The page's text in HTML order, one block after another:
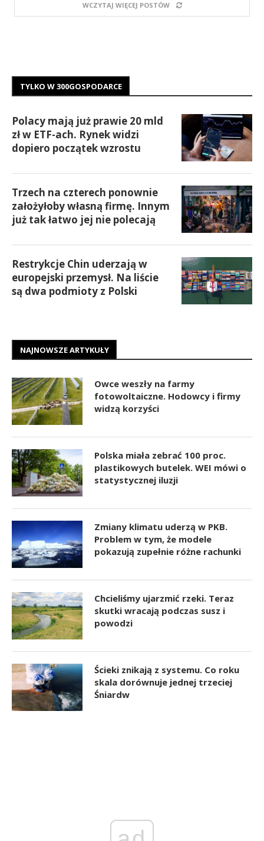
WCZYTAJ WIĘCEJ POSTÓW
TYLKO W 300GOSPODARCE
Polacy mają już prawie 20 mld
zł w ETF-ach. Rynek widzi
dopiero początek wzrostu
Trzech na czterech ponownie
założyłoby własną firmę. Innym
już tak łatwo jej nie polecają
Restrykcje Chin uderzają w
europejski przemysł. Na liście
są dwa podmioty z Polski
NAJNOWSZE ARTYKUŁY
Owce weszły na farmy
fotowoltaiczne. Hodowcy i firmy
widzą korzyści
Polska miała zebrać 100 proc.
plastikowych butelek. WEI mówi o
statystycznej iluzji
Zmiany klimatu uderzą w PKB.
Problem w tym, że modele
pokazują zupełnie różne rachunki
Chcieliśmy ujarzmić rzeki. Teraz
skutki wracają podczas susz i
powodzi
Ścieki znikają z systemu. Co roku
skala dorównuje jednej trzeciej
Śniardw